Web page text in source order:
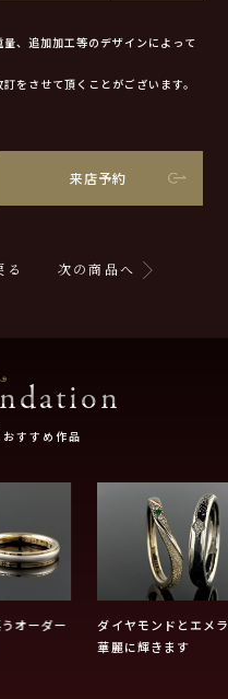
、追加加工等のデザインによって
をさせて頂くことがございます。
来店予約
る 次の商品へ
すすめ作品
オーダー
ダイヤモンドとエメ
華麗に輝きます